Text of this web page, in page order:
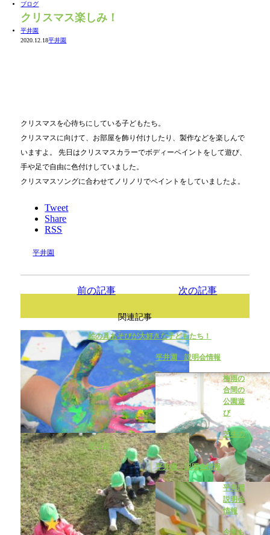
ブログ
平井園
クリスマス楽しみ！
2020.12.18平井園
クリスマスを心待ちにしている子どもたち。
クリスマスに向けて、お部屋を飾り付けしたり、製作などを楽しんで
いますよ。 先日はクリスマスカラーでボディーペイントをして遊び、
手や足で自由に色付けしていました。
クリスマスソングに合わせてノリノリでペイントをしていましたよ。
Tweet
Share
RSS
平井園
前の記事 次の記事
関連記事
絵の具あそびが大好きな子どもたち！
平井園 説明会情報
梅雨の
合間の
公園遊
び
芝生の
滑り台
平井園 説明会情報
平井園
説明会
情報
今年も